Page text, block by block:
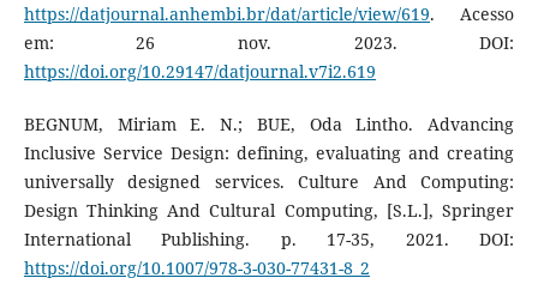
https://datjournal.anhembi.br/dat/article/view/619. Acesso
em: 26 nov. 2023. DOI:
https://doi.org/10.29147/datjournal.v7i2.619
BEGNUM, Miriam E. N.; BUE, Oda Lintho. Advancing
Inclusive Service Design: defining, evaluating and creating
universally designed services. Culture And Computing:
Design Thinking And Cultural Computing, [S.L.], Springer
International Publishing. p. 17-35, 2021. DOI:
https://doi.org/10.1007/978-3-030-77431-8_2